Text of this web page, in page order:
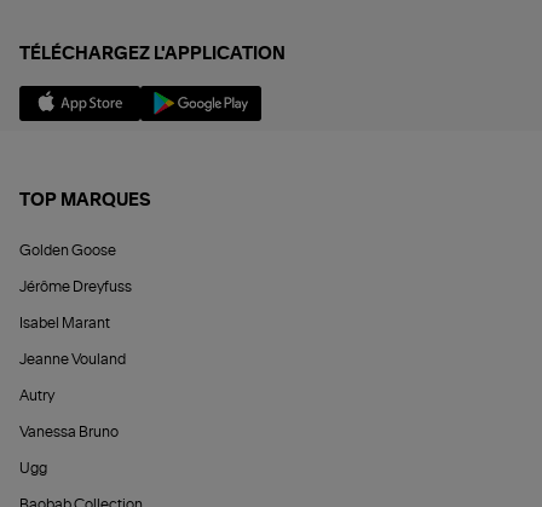
TÉLÉCHARGEZ L'APPLICATION
TOP MARQUES
Golden Goose
Jérôme Dreyfuss
Isabel Marant
Jeanne Vouland
Autry
Vanessa Bruno
Ugg